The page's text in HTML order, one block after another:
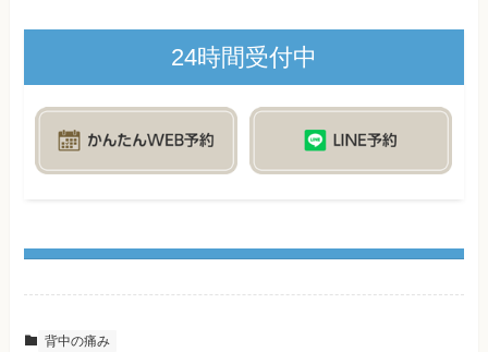
24時間受付中
背中の痛み